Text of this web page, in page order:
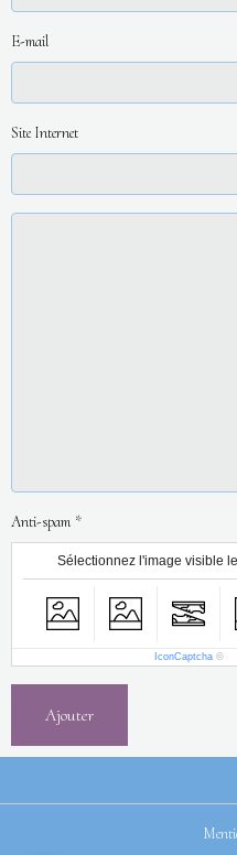
E-mail
Site Internet
Anti-spam
Sélectionnez l'image visible
IconCaptcha ©
Ajouter